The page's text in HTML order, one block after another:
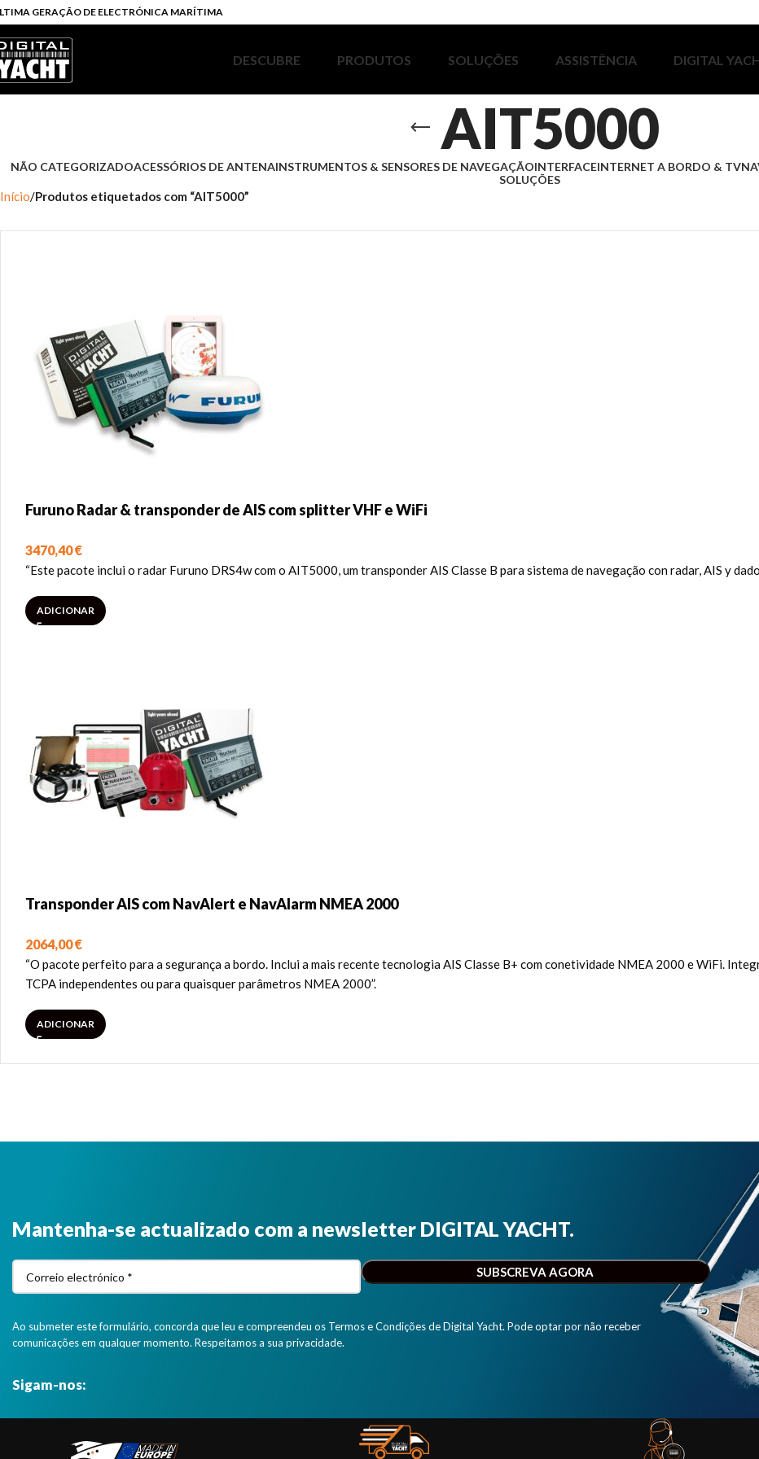
GERAÇÃO DE ELECTRÓNICA MARÍTIMA
DESCUBRE PRODUTOS SOLUÇÕES ASSISTÊNCIA DIGITAL
AIT5000
NÃO CATEGORIZADOACESSÓRIOS DE ANTENAINSTRUMENTOS & SENSORES DE NAVEGAÇÃOINTERFACEINTERNET A BORDO & TV
SOLUÇÕES
Início Produtos etiquetados com “AIT5000”
Furuno Radar & transponder de AIS com splitter VHF e WiFi
3470,40€
“Este pacote inclui o radar Furuno DRS4w com o AIT5000, um transponder AIS Classe B para sistema de navegação con radar, AIS y
ADICIONAR
Transponder AIS com NavAlert e NavAlarm NMEA 2000
2064,00€
“O pacote perfeito para a segurança a bordo. Inclui a mais recente tecnologia AIS Classe B+ com conetividade NMEA 2000 e WiFi.
TCPA independentes ou para quaisquer parâmetros NMEA 2000”.
ADICIONAR
Mantenha-se actualizado com a newsletter DIGITAL YACHT.
Ao submeter este formulário, concorda que leu e compreendeu os Termos e Condições de Digital Yacht. Pode optar por não receber
comunicações em qualquer momento. Respeitamos a sua privacidade.
Sigam-nos: